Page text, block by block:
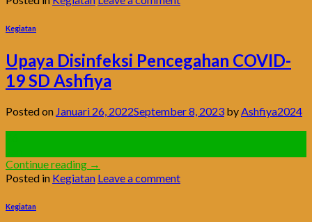
Kegiatan
Upaya Disinfeksi Pencegahan COVID-
19 SD Ashfiya
Posted on Januari 26, 2022September 8, 2023 byAshfiya2024
Continue reading →
Posted in Kegiatan Leave a comment
Kegiatan